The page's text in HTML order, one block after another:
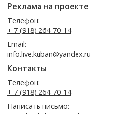
Реклама на проекте
Телефон:
+ 7 (918) 264-70-14
Email:
info.live.kuban@yandex.ru
Контакты
Телефон:
+ 7 (918) 264-70-14
Написать письмо: